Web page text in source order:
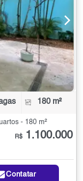
180 m²
- 180 m²
R$ 1.100.000
Contatar